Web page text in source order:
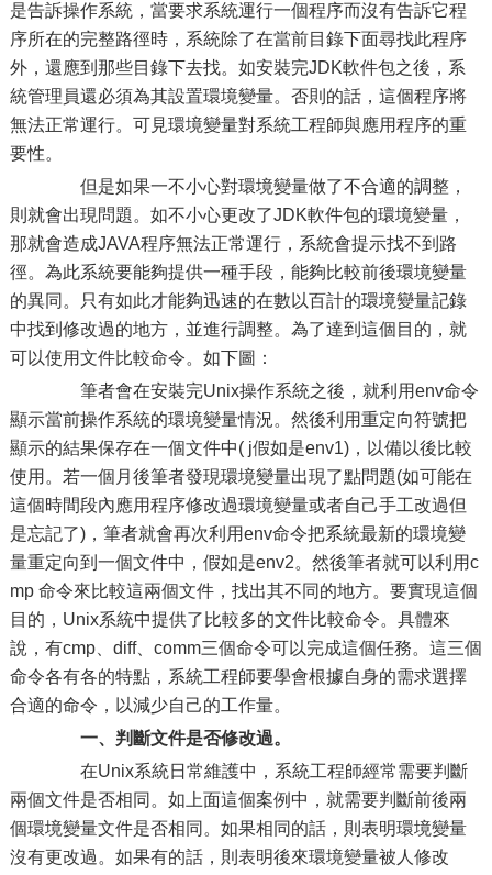
是告訴操作系統，當要求系統運行一個程序而沒有告訴它程
序所在的完整路徑時，系統除了在當前目錄下面尋找此程序
外，還應到那些目錄下去找。如安裝完JDK軟件包之後，系
統管理員還必須為其設置環境變量。否則的話，這個程序將
無法正常運行。可見環境變量對系統工程師與應用程序的重
要性。
但是如果一不小心對環境變量做了不合適的調整，
則就會出現問題。如不小心更改了JDK軟件包的環境變量，
那就會造成JAVA程序無法正常運行，系統會提示找不到路
徑。為此系統要能夠提供一種手段，能夠比較前後環境變量
的異同。只有如此才能夠迅速的在數以百計的環境變量記錄
中找到修改過的地方，並進行調整。為了達到這個目的，就
可以使用文件比較命令。如下圖：
筆者會在安裝完Unix操作系統之後，就利用env命令
顯示當前操作系統的環境變量情況。然後利用重定向符號把
顯示的結果保存在一個文件中( j假如是env1)，以備以後比較
使用。若一個月後筆者發現環境變量出現了點問題(如可能在
這個時間段內應用程序修改過環境變量或者自己手工改過但
是忘記了)，筆者就會再次利用env命令把系統最新的環境變
量重定向到一個文件中，假如是env2。然後筆者就可以利用c
mp 命令來比較這兩個文件，找出其不同的地方。要實現這個
目的，Unix系統中提供了比較多的文件比較命令。具體來
說，有cmp、diff、comm三個命令可以完成這個任務。這三個
命令各有各的特點，系統工程師要學會根據自身的需求選擇
合適的命令，以減少自己的工作量。
一、判斷文件是否修改過。
在Unix系統日常維護中，系統工程師經常需要判斷
兩個文件是否相同。如上面這個案例中，就需要判斷前後兩
個環境變量文件是否相同。如果相同的話，則表明環境變量
沒有更改過。如果有的話，則表明後來環境變量被人修改